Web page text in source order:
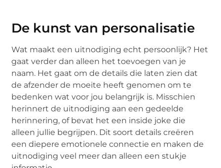
De kunst van personalisatie
Wat maakt een uitnodiging echt persoonlijk? Het
gaat verder dan alleen het toevoegen van je
naam. Het gaat om de details die laten zien dat
de afzender de moeite heeft genomen om te
bedenken wat voor jou belangrijk is. Misschien
herinnert de uitnodiging aan een gedeelde
herinnering, of bevat het een inside joke die
alleen jullie begrijpen. Dit soort details creëren
een diepere emotionele connectie en maken de
uitnodiging veel meer dan alleen een stukje